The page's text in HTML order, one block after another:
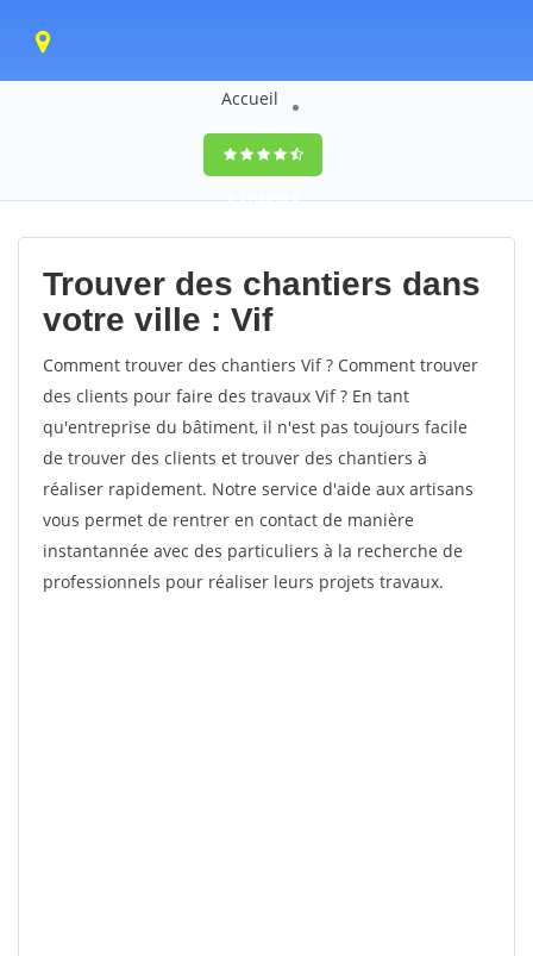
Accueil
9,5(100%)0
votes
Trouver des chantiers dans
votre ville : Vif
Comment trouver des chantiers Vif ? Comment trouver
des clients pour faire des travaux Vif ? En tant
qu'entreprise du bâtiment, il n'est pas toujours facile
de trouver des clients et trouver des chantiers à
réaliser rapidement. Notre service d'aide aux artisans
vous permet de rentrer en contact de manière
instantannée avec des particuliers à la recherche de
professionnels pour réaliser leurs projets travaux.